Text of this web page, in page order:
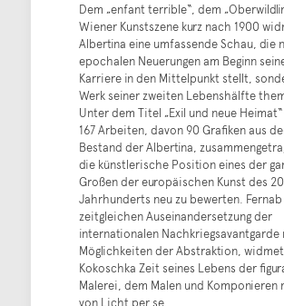
Dem „enfant terrible“, dem
Wiener Kunstszene kurz nach 1900
Albertina eine umfassende Schau, die
epochalen Neuerungen am Beginn
Karriere in den Mittelpunkt stellt,
Werk seiner zweiten Lebenshälfte
Unter dem Titel „Exil und neue
167 Arbeiten, davon 90 Grafiken aus
Bestand der Albertina,
die künstlerische Position eines der
Großen der europäischen Kunst des
Jahrhunderts neu zu bewerten.
zeitgleichen Auseinandersetzung der
internationalen Nachkriegsavantgarde
Möglichkeiten der Abstraktion,
Kokoschka Zeit seines Lebens der
Malerei, dem Malen und Komponieren
von Licht per se.